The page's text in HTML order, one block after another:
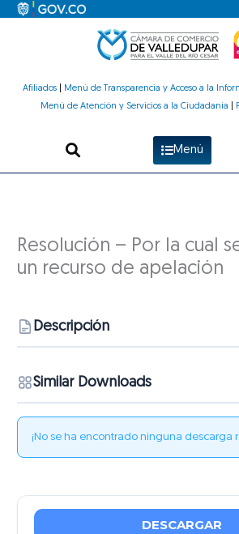
Afiliados| Menú de Transparencia y Acceso a la
Menú de Atención y Servicios a la Ciudadanía
Menú
Resolución – Por la cual
un recurso de apelación
Descripción
Similar Downloads
¡No se ha encontrado ninguna descarga
DESCARGAR